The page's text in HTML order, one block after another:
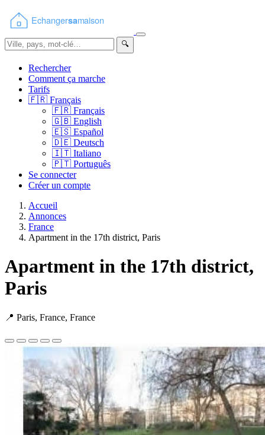
🔍
Rechercher
Comment ça marche
Tarifs
🇫🇷 Français
🇫🇷 Français
🇬🇧 English
🇪🇸 Español
🇩🇪 Deutsch
🇮🇹 Italiano
🇵🇹 Português
Se connecter
Créer un compte
Accueil
Annonces
France
Apartment in the 17th district, Paris
Apartment in the 17th district,
Paris
📍 Paris, France, France